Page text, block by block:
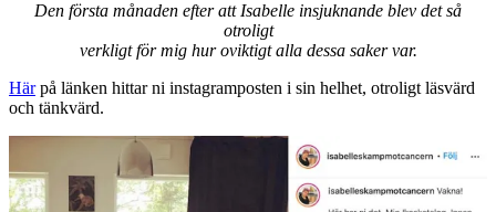
Den första månaden efter att Isabelle insjuknande blev det så
otroligt
verkligt för mig hur oviktigt alla dessa saker var.
Härpå länken hittar ni instagramposten i sin helhet, otroligt läsvärd
och tänkvärd.